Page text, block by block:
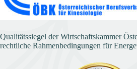
Qualitätssiegel der Wirtschaftskammer
rechtliche Rahmenbedingungen für